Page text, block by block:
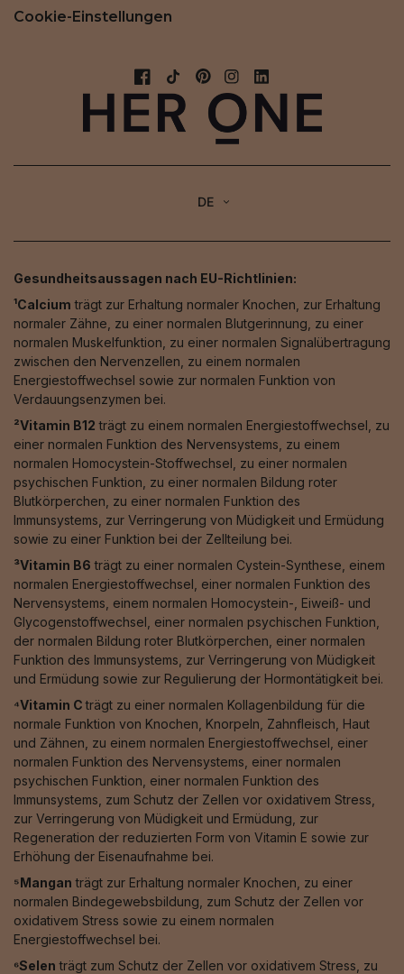
Cookie-Einstellungen
DE
Gesundheitsaussagen nach EU-Richtlinien:
¹Calcium trägt zur Erhaltung normaler Knochen, zur Erhaltung
normaler Zähne, zu einer normalen Blutgerinnung, zu einer
normalen Muskelfunktion, zu einer normalen Signalübertragung
zwischen den Nervenzellen, zu einem normalen
Energiestoffwechsel sowie zur normalen Funktion von
Verdauungsenzymen bei.
²Vitamin B12 trägt zu einem normalen Energiestoffwechsel, zu
einer normalen Funktion des Nervensystems, zu einem
normalen Homocystein-Stoffwechsel, zu einer normalen
psychischen Funktion, zu einer normalen Bildung roter
Blutkörperchen, zu einer normalen Funktion des
Immunsystems, zur Verringerung von Müdigkeit und Ermüdung
sowie zu einer Funktion bei der Zellteilung bei.
³Vitamin B6 trägt zu einer normalen Cystein-Synthese, einem
normalen Energiestoffwechsel, einer normalen Funktion des
Nervensystems, einem normalen Homocystein-, Eiweiß- und
Glycogenstoffwechsel, einer normalen psychischen Funktion,
der normalen Bildung roter Blutkörperchen, einer normalen
Funktion des Immunsystems, zur Verringerung von Müdigkeit
und Ermüdung sowie zur Regulierung der Hormontätigkeit bei.
⁴Vitamin Cträgt zu einer normalen Kollagenbildung für die
normale Funktion von Knochen, Knorpeln, Zahnfleisch, Haut
und Zähnen, zu einem normalen Energiestoffwechsel, einer
normalen Funktion des Nervensystems, einer normalen
psychischen Funktion, einer normalen Funktion des
Immunsystems, zum Schutz der Zellen vor oxidativem Stress,
zur Verringerung von Müdigkeit und Ermüdung, zur
Regeneration der reduzierten Form von Vitamin E sowie zur
Erhöhung der Eisenaufnahme bei.
⁵Mangan trägt zur Erhaltung normaler Knochen, zu einer
normalen Bindegewebsbildung, zum Schutz der Zellen vor
oxidativem Stress sowie zu einem normalen
Energiestoffwechsel bei.
⁶Selen trägt zum Schutz der Zellen vor oxidativem Stress, zu